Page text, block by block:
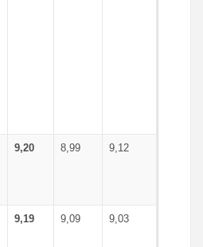
9,20 8,99 9,12
9,19 9,09 9,03